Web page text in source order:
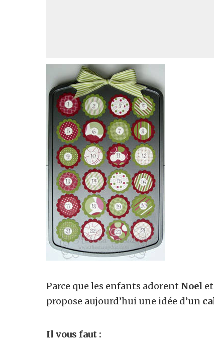
Parce que les enfants adorent Noel
propose aujourd’hui une idée d’un
Il vous faut :